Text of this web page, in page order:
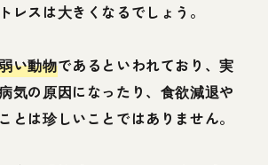
レスは大きくなるでしょう。
い動物であるといわれており、実
気の原因になったり、食欲減退や
とは珍しいことではありません。